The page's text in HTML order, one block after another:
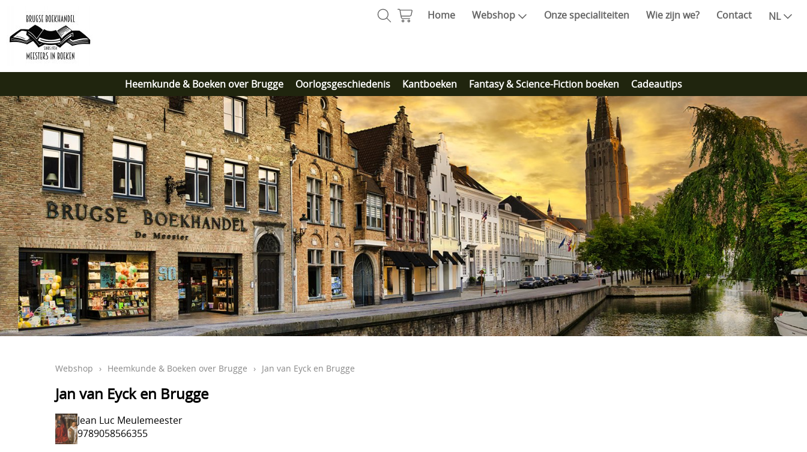
Home Webshop Onze specialiteiten Wie zijn we? Contact NL
Heemkunde & Boeken over Brugge Oorlogsgeschiedenis Kantboeken Fantasy & Science-Fiction boeken Cadeautips
Webshop › Heemkunde & Boeken over Brugge › Jan van Eyck en Brugge
Jan van Eyck en Brugge
Jean Luc Meulemeester
9789058566355